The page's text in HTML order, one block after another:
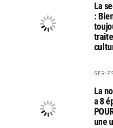
La
:
La
a 8
une